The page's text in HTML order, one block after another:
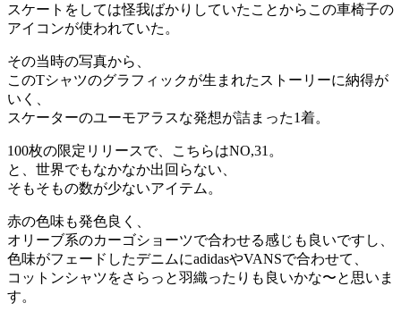
スケートをしては怪我ばかりしていたことからこの車椅子の
アイコンが使われていた。
その当時の写真から、
このTシャツのグラフィックが生まれたストーリーに納得が
いく、
スケーターのユーモアラスな発想が詰まった1着。
100枚の限定リリースで、こちらはNO,31。
と、世界でもなかなか出回らない、
そもそもの数が少ないアイテム。
赤の色味も発色良く、
オリーブ系のカーゴショーツで合わせる感じも良いですし、
色味がフェードしたデニムにadidasやVANSで合わせて、
コットンシャツをさらっと羽織ったりも良いかな〜と思いま
す。